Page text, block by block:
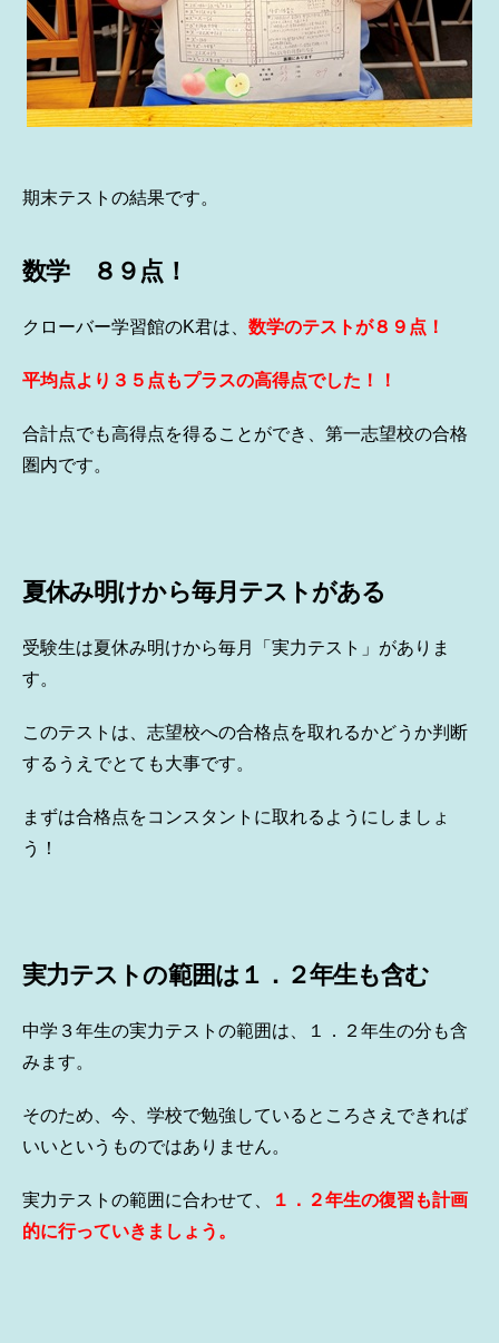
期末テストの結果です。
数学 ８９点！
クローバー学習館のK君は、 数学のテストが８９点！
平均点より３５点もプラスの高得点でした！！
合計点でも高得点を得ることができ、第一志望校の合格
圏内です。
夏休み明けから毎月テストがある
受験生は夏休み明けから毎月「実力テスト」がありま
す。
このテストは、志望校への合格点を取れるかどうか判断
するうえでとても大事です。
まずは合格点をコンスタントに取れるようにしましょ
う！
実力テストの範囲は１．２年生も含む
中学３年生の実力テストの範囲は、１．２年生の分も含
みます。
そのため、今、学校で勉強しているところさえできれば
いいというものではありません。
実力テストの範囲に合わせて、
１．２年生の復習も計画
的に行っていきましょう。